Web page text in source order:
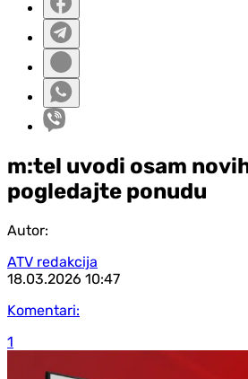
m:tel uvodi osam
pogledajte ponudu
Autor:
ATV redakcija
18.03.2026 10:47
Komentari:
1